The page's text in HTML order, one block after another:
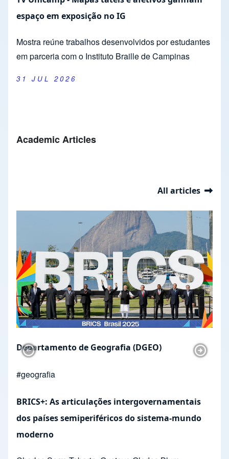
espaço em exposição no IG
Mostra reúne trabalhos desenvolvidos por estudantes
em parceria com o Instituto Braille de Campinas
31 JUL 2026
Academic Articles
All articles
Departamento de Geografia (DGEO)
#geografia
BRICS+: As articulações intergovernamentais
dos países semiperiféricos do sistema-mundo
moderno
Previous Slide Next